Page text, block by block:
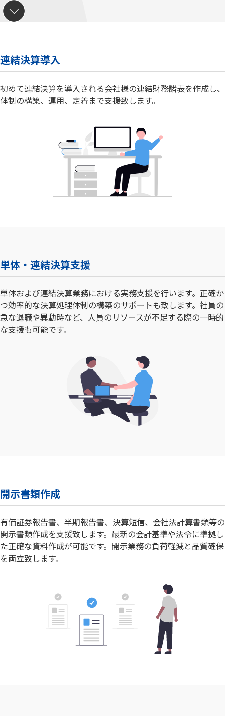
連結決算導入
初めて連結決算を導入される会社様の連結財務諸表を作成し、
体制の構築、運用、定着まで支援致します。
単体・連結決算支援
単体および連結決算業務における実務支援を行います。正確か
つ効率的な決算処理体制の構築のサポートも致します。社員の
急な退職や異動時など、人員のリソースが不足する際の一時的
な支援も可能です。
開示書類作成
有価証券報告書、半期報告書、決算短信、会社法計算書類等の
開示書類作成を支援致します。最新の会計基準や法令に準拠し
た正確な資料作成が可能です。開示業務の負荷軽減と品質確保
を両立致します。